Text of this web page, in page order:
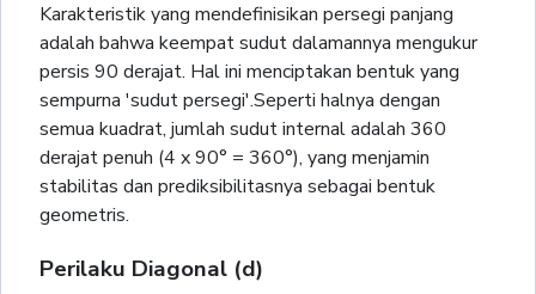
Karakteristik yang mendefinisikan persegi panjang
adalah bahwa keempat sudut dalamannya mengukur
persis 90 derajat. Hal ini menciptakan bentuk yang
sempurna 'sudut persegi'.Seperti halnya dengan
semua kuadrat, jumlah sudut internal adalah 360
derajat penuh (4 x 90° = 360°), yang menjamin
stabilitas dan prediksibilitasnya sebagai bentuk
geometris.
Perilaku Diagonal (d)